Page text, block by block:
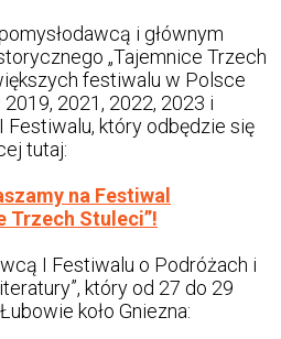
i głównym
„Tajemnice Trzech
festiwalu w Polsce
2021, 2022, 2023 i
Festiwalu, który odbędzie się
tutaj:
na Festiwal
Trzech Stuleci”!
I Festiwalu o Podróżach i
który od 27 do 29
koło Gniezna: